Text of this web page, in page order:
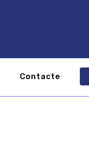
Contacte